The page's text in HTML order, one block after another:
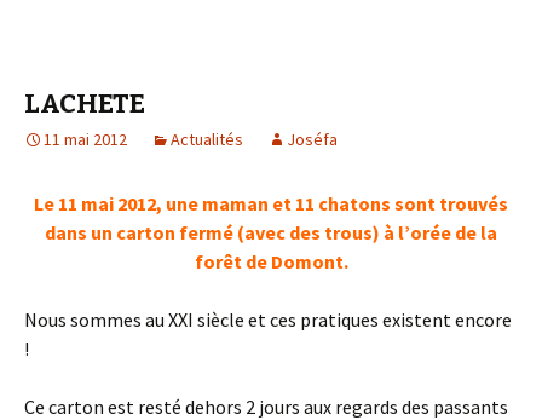
LACHETE
11 mai 2012 Actualités Joséfa
Le 11 mai 2012, une maman et 11 chatons sont trouvés
dans un carton fermé (avec des trous) à l’orée de la
forêt de Domont.
Nous sommes au XXI siècle et ces pratiques existent encore
!
Ce carton est resté dehors 2 jours aux regards des passants